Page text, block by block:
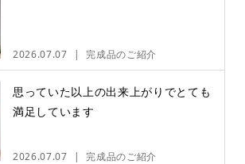
2026.07.07 完成品のご紹介
思っていた以上の出来上がりでとても
満足しています
2026.07.07 完成品のご紹介